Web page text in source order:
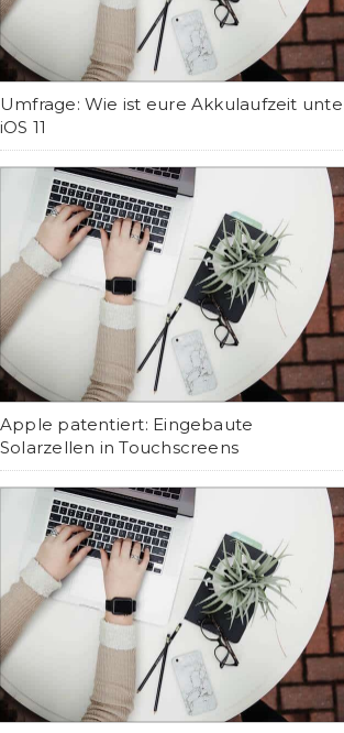
Umfrage: Wie ist eure Akkulaufzeit
iOS 11
Apple patentiert: Eingebaute
Solarzellen in Touchscreens